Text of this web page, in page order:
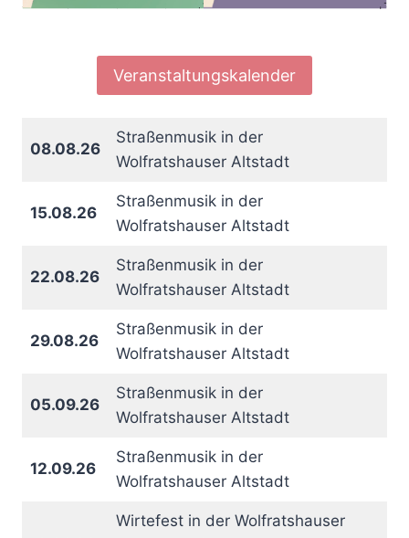
Veranstaltungskalender
08.08.26
Straßenmusik in der
Wolfratshauser Altstadt
15.08.26
Straßenmusik in der
Wolfratshauser Altstadt
22.08.26
Straßenmusik in der
Wolfratshauser Altstadt
29.08.26
Straßenmusik in der
Wolfratshauser Altstadt
05.09.26
Straßenmusik in der
Wolfratshauser Altstadt
12.09.26
Straßenmusik in der
Wolfratshauser Altstadt
Wirtefest in der Wolfratshauser